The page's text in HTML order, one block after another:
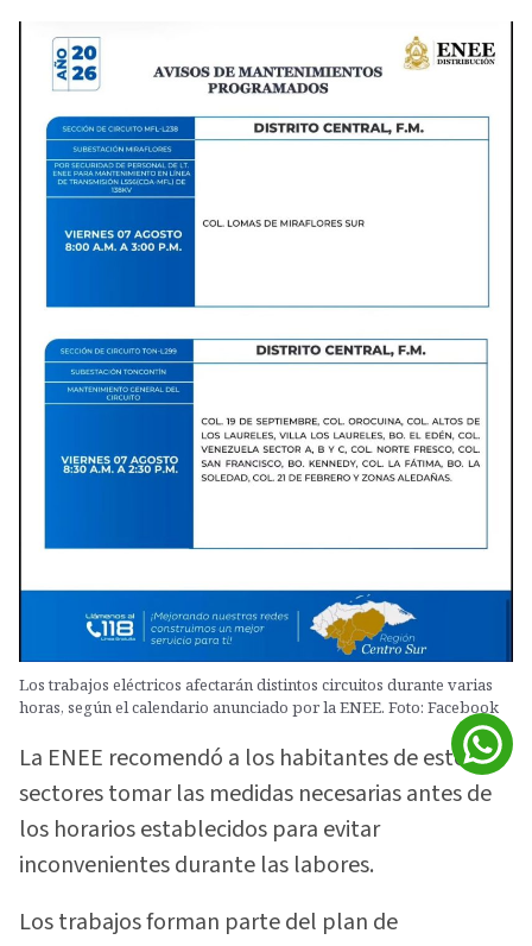
Los trabajos eléctricos afectarán distintos circuitos durante varias
horas, según el calendario anunciado por la ENEE. Foto: Facebook
La ENEE recomendó a los habitantes de estos
sectores tomar las medidas necesarias antes de
los horarios establecidos para evitar
inconvenientes durante las labores.
Los trabajos forman parte del plan de